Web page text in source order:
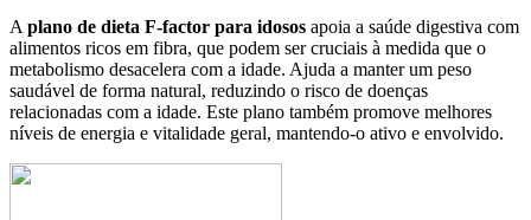
A plano de dieta F-factor para idosos apoia a saúde digestiva com
alimentos ricos em fibra, que podem ser cruciais à medida que o
metabolismo desacelera com a idade. Ajuda a manter um peso
saudável de forma natural, reduzindo o risco de doenças
relacionadas com a idade. Este plano também promove melhores
níveis de energia e vitalidade geral, mantendo-o ativo e envolvido.